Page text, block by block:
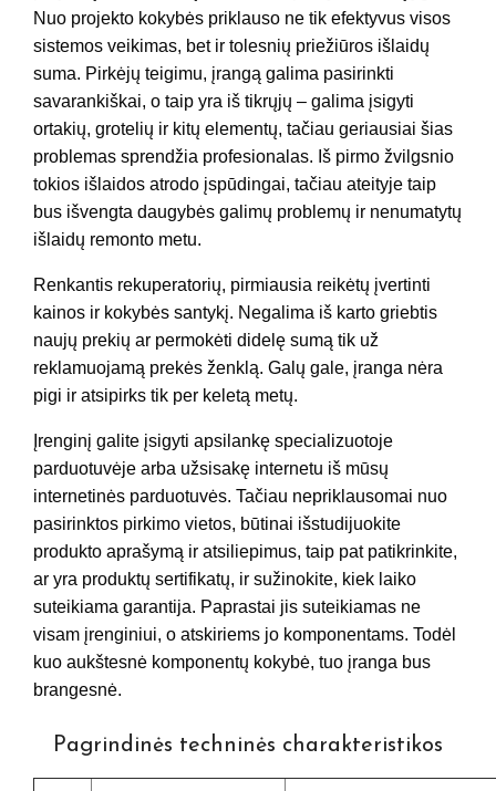
Nuo projekto kokybės priklauso ne tik efektyvus visos
sistemos veikimas, bet ir tolesnių priežiūros išlaidų
suma. Pirkėjų teigimu, įrangą galima pasirinkti
savarankiškai, o taip yra iš tikrųjų – galima įsigyti
ortakių, grotelių ir kitų elementų, tačiau geriausiai šias
problemas sprendžia profesionalas. Iš pirmo žvilgsnio
tokios išlaidos atrodo įspūdingai, tačiau ateityje taip
bus išvengta daugybės galimų problemų ir nenumatytų
išlaidų remonto metu.
Renkantis rekuperatorių, pirmiausia reikėtų įvertinti
kainos ir kokybės santykį. Negalima iš karto griebtis
naujų prekių ar permokėti didelę sumą tik už
reklamuojamą prekės ženklą. Galų gale, įranga nėra
pigi ir atsipirks tik per keletą metų.
Įrenginį galite įsigyti apsilankę specializuotoje
parduotuvėje arba užsisakę internetu iš mūsų
internetinės parduotuvės. Tačiau nepriklausomai nuo
pasirinktos pirkimo vietos, būtinai išstudijuokite
produkto aprašymą ir atsiliepimus, taip pat patikrinkite,
ar yra produktų sertifikatų, ir sužinokite, kiek laiko
suteikiama garantija. Paprastai jis suteikiamas ne
visam įrenginiui, o atskiriems jo komponentams. Todėl
kuo aukštesnė komponentų kokybė, tuo įranga bus
brangesnė.
Pagrindinės techninės charakteristikos